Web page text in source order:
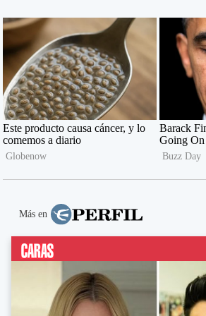
Más en